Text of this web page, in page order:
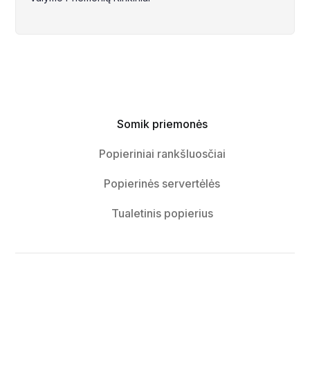
Somik priemonės
Popieriniai rankšluosčiai
Popierinės servertėlės
Tualetinis popierius